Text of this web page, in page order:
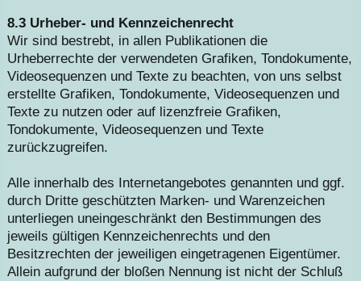
8.3 Urheber- und Kennzeichenrecht
Wir sind bestrebt, in allen Publikationen die
Urheberrechte der verwendeten Grafiken, Tondokumente,
Videosequenzen und Texte zu beachten, von uns selbst
erstellte Grafiken, Tondokumente, Videosequenzen und
Texte zu nutzen oder auf lizenzfreie Grafiken,
Tondokumente, Videosequenzen und Texte
zurückzugreifen.
Alle innerhalb des Internetangebotes genannten und ggf.
durch Dritte geschützten Marken- und Warenzeichen
unterliegen uneingeschränkt den Bestimmungen des
jeweils gültigen Kennzeichenrechts und den
Besitzrechten der jeweiligen eingetragenen Eigentümer.
Allein aufgrund der bloßen Nennung ist nicht der Schluß